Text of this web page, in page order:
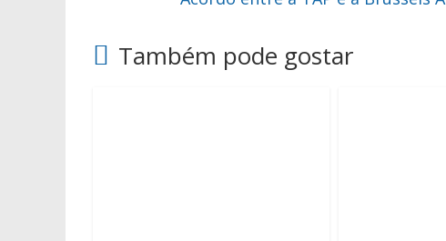
Também pode gostar